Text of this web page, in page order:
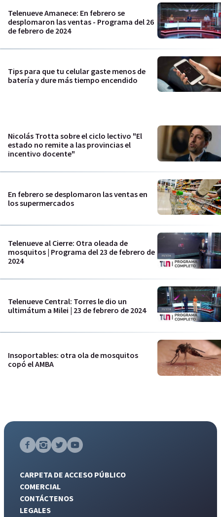
Telenueve Amanece: En febrero se
desplomaron las ventas - Programa del 26
de febrero de 2024
Tips para que tu celular gaste menos de
batería y dure más tiempo encendido
Nicolás Trotta sobre el ciclo lectivo "El
estado no remite a las provincias el
incentivo docente"
En febrero se desplomaron las ventas en
los supermercados
Telenueve al Cierre: Otra oleada de
mosquitos | Programa del 23 de febrero de
2024
Telenueve Central: Torres le dio un
ultimátum a Milei | 23 de febrero de 2024
Insoportables: otra ola de mosquitos
copó el AMBA
CARPETA DE ACCESO PÚBLICO
COMERCIAL
CONTÁCTENOS
LEGALES